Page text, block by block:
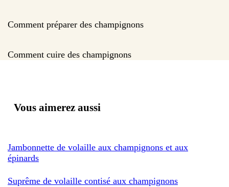
Comment préparer des champignons
Comment cuire des champignons
Vous aimerez aussi
Jambonnette de volaille aux champignons et aux
épinards
Suprême de volaille contisé aux champignons